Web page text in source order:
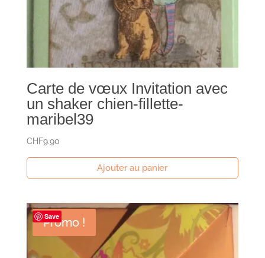
Carte de vœux Invitation avec
un shaker chien-fillette-
maribel39
CHF9.90
Ajouter au panier
Save
Promo !